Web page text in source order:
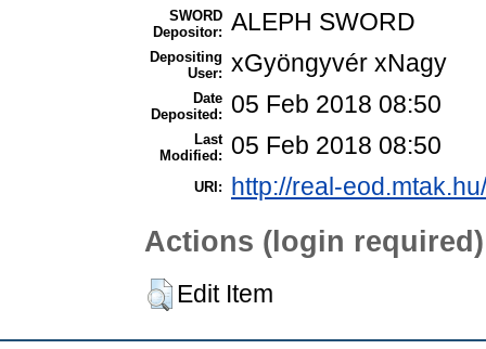
SWORD
Depositor: ALEPH SWORD
Depositing
User: xGyöngyvér xNagy
Date
Deposited:
05 Feb 2018 08:50
Last
Modified:
05 Feb 2018 08:50
URI: http://real-
Actions (login required)
Edit Item